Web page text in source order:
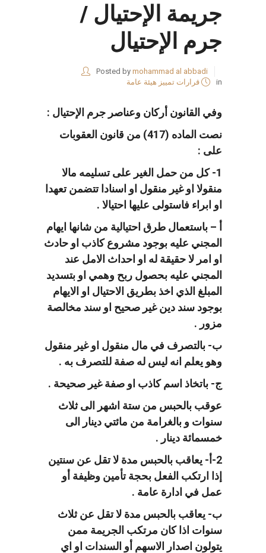
جريمة الإحتيال /
جرم الإحتيال
Posted by mohammad al abbadi
in
قرارات تمييز هيئة عامة
وفي القانون أركان وعناصر جرم الإحتيال :
نصت الماده (417) من قانون العقوبات
على :
1- كل من حمل الغير على تسليمه مالا
منقولا او غير منقول او اسنادا تتضمن تعهدا
او ابراء فاستولى عليها احتيالا .
أ – باستعمال طرق احتيالية من شانها ايهام
المجني عليه بوجود مشروع كاذب او حادث
او امر لا حقيقة له او احداث الامل عند
المجني عليه بحصول ربح وهمي او بتسديد
المبلغ الذي اخذ بطريق الاحتيال او الايهام
بوجود سند دين غير صحيح او سند مخالصة
مزور .
ب- بالتصرف في مال منقول او غير منقول
وهو يعلم انه ليس له صفة للتصرف به .
ج- باتخاذ اسم كاذب او صفة غير صحيحة .
عوقب بالحبس من ستة اشهر الى ثلاث
سنوات و بالغرامة من مائتي دينار الى
خمسمائة دينار .
2-أ- يعاقب بالحبس مدة لا تقل عن سنتين
إذا ارتكب الفعل بحجة تأمين وظيفة أو
عمل في ادارة عامة .
ب- يعاقب بالحبس مدة لا تقل عن ثلاث
سنوات اذا كان مرتكب الجريمة ممن
يتولون اصدار الاسهم أو السندات او اي